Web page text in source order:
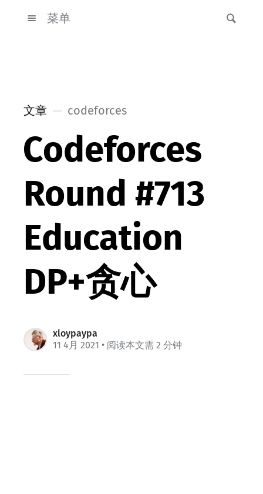
菜单
文章 codeforces
Codeforces
Round #713
Education
DP+贪心
xloypaypa
11 4月 2021 • 阅读本文需 2 分钟